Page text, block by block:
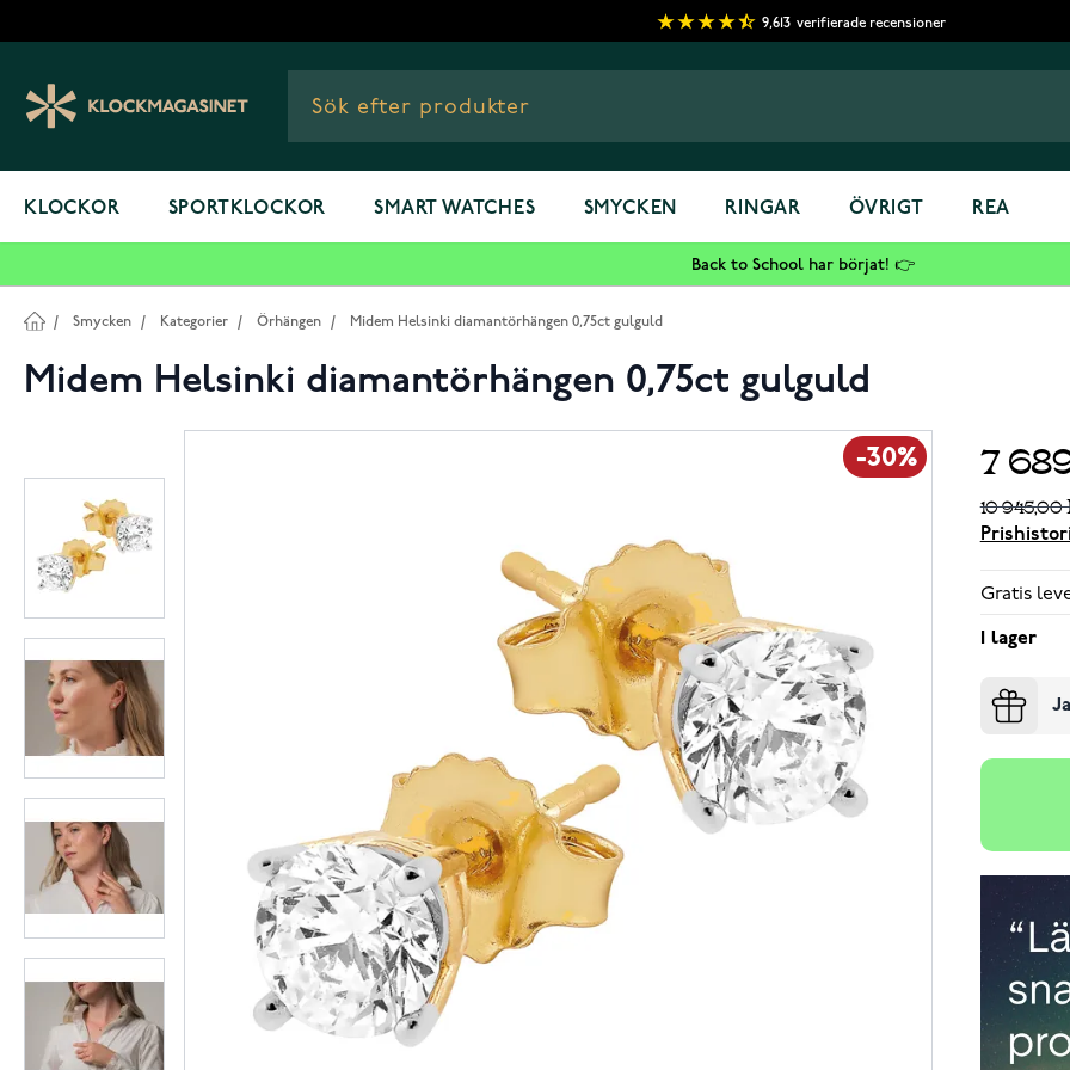
9,613 verifierade recensioner
KLOCKOR SPORTKLOCKOR SMART WATCHES SMYCKEN RINGAR ÖVRIGT REA
Back to School har börjat! 👉
/ Smycken / Kategorier / Örhängen / Midem Helsinki diamantörhängen 0,75ct gulguld
Midem Helsinki diamantörhängen 0,75ct gulguld
-30% 7
10
Gratis
I lager